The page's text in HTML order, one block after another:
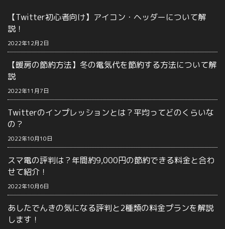
【Twitter初心者向け】アイコン・ヘッダーについて解
説！
2022年12月2日
【暖房の節約方法】冬の電気代を節約する方法について解
説
2022年11月7日
Twitterのインプレッションとは？平均ってどのくらいな
の？
2022年10月10日
スマ電の評判は？年間約9,000円の節約できる料金と合わ
せて紹介！
2022年10月6日
あしたでんきの気になる評判と2種類の料金プランを解説
します！